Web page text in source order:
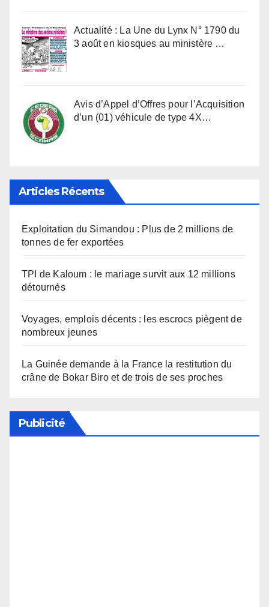
Actualité : La Une du Lynx N° 1790 du
3 août en kiosques au ministère …
Avis d’Appel d’Offres pour l’Acquisition
d’un (01) véhicule de type 4X…
Articles Récents
Exploitation du Simandou : Plus de 2 millions de
tonnes de fer exportées
TPI de Kaloum : le mariage survit aux 12 millions
détournés
Voyages, emplois décents : les escrocs piègent de
nombreux jeunes
La Guinée demande à la France la restitution du
crâne de Bokar Biro et de trois de ses proches
Publicité